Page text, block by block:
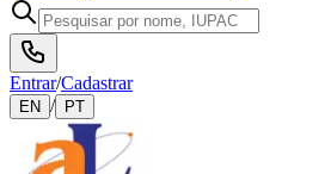
Entrar/Cadastrar
EN / PT